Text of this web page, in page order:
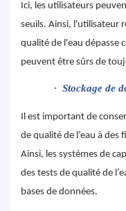
Ici, les utilisateurs
seuils. Ainsi, l'utilisateur
qualité de l'eau dépasse
peuvent être sûrs de
· Stockage de
Il est important de
de qualité de l’eau à des
Ainsi, les systèmes de
des tests de qualité de
bases de données.